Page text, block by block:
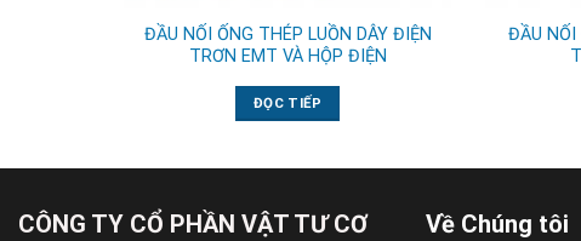
ĐẦU NỐI ỐNG THÉP LUỒN DÂY ĐIỆN
TRƠN EMT VÀ HỘP ĐIỆN
ĐỌC TIẾP
ĐẦU NỐI
CÔNG TY CỔ PHẦN VẬT TƯ CƠ
Về Chúng tôi